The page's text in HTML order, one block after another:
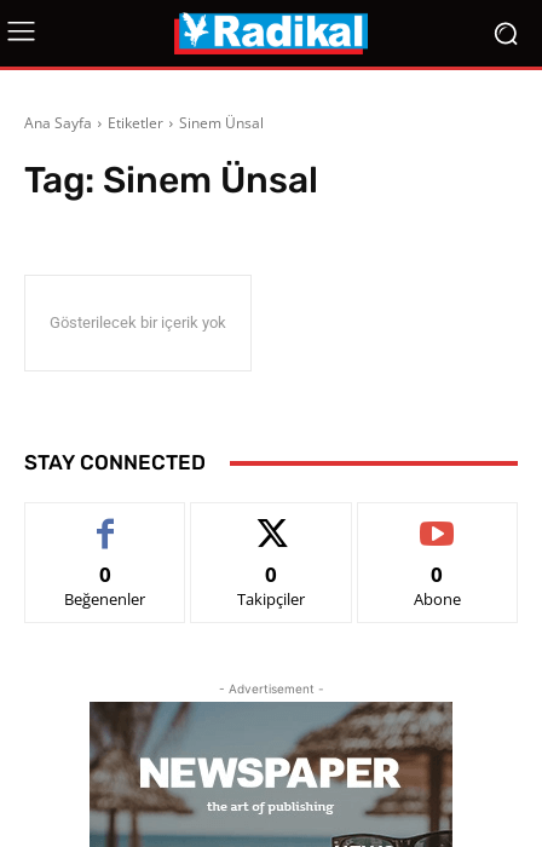
Ana Sayfa Etiketler Sinem Ünsal
Tag: Sinem Ünsal
Gösterilecek bir içerik yok
STAY CONNECTED
0
Beğenenler
0
Takipçiler
0
Abone
- Advertisement -